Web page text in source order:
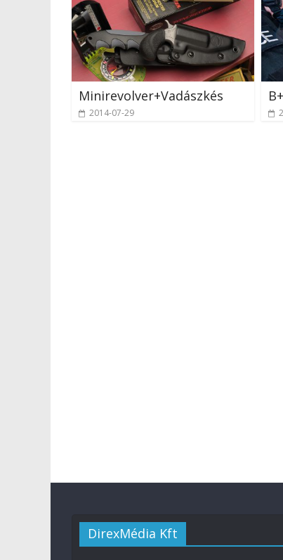
Minirevolver+Vadászkés
2014-07-29
DirexMédia Kft